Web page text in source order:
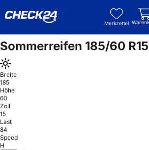
Merkzettel
Sommerreifen 185/60 R15
Breite
185
Höhe
60
Zoll
15
Last
84
Speed
H